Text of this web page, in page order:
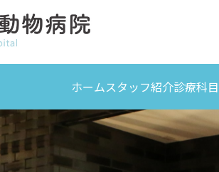
ホームスタッフ紹介診療科目